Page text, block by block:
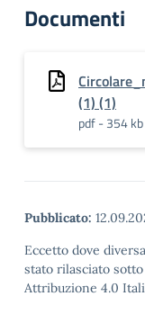
Documenti
(1) (1)
pdf - 354 kb
Pubblicato:
Eccetto dove
stato rilasciato
Attribuzione 4.0